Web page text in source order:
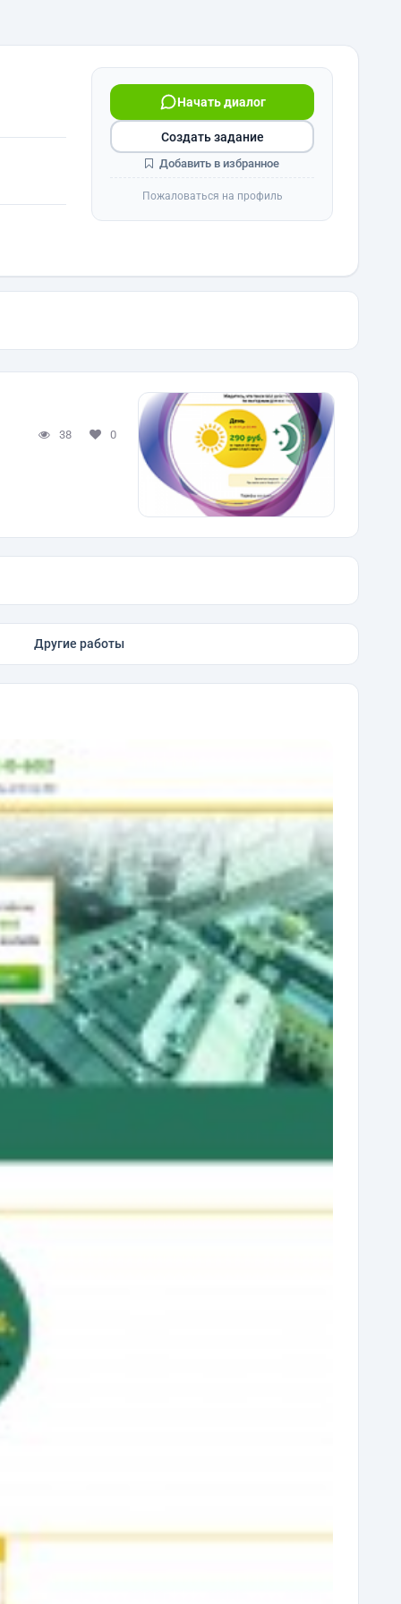
Начать диалог
Создать задание
Добавить в избранное
Пожаловаться на профиль
38 0
Другие работы